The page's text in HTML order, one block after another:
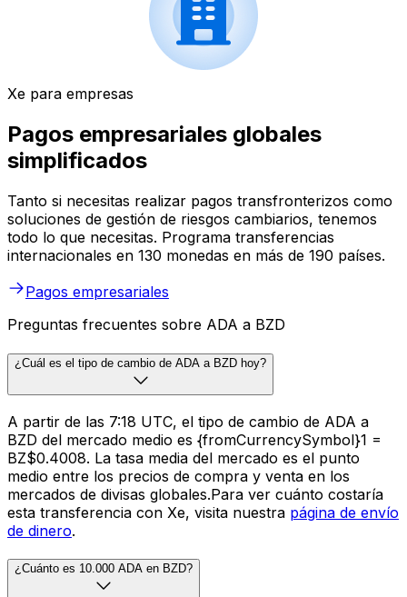
Xe para empresas
Pagos empresariales globales
simplificados
Tanto si necesitas realizar pagos transfronterizos como
soluciones de gestión de riesgos cambiarios, tenemos
todo lo que necesitas. Programa transferencias
internacionales en 130 monedas en más de 190 países.
Pagos empresariales
Preguntas frecuentes sobre ADA a BZD
¿Cuál es el tipo de cambio de ADA a BZD hoy?
A partir de las 7:18 UTC, el tipo de cambio de ADA a
BZD del mercado medio es {fromCurrencySymbol}1 =
BZ$0.4008. La tasa media del mercado es el punto
medio entre los precios de compra y venta en los
mercados de divisas globales.Para ver cuánto costaría
esta transferencia con Xe, visita nuestra página de envío
de dinero.
¿Cuánto es 10.000 ADA en BZD?